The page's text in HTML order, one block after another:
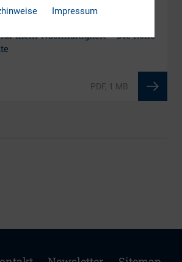
mehr Nachhaltigkeit – Die Rolle
PDF, 1 MB
Impressum